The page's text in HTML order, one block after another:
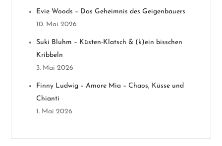
a
Evie Woods – Das Geheimnis des Geigenbauers
10. Mai 2026
Suki Bluhm – Küsten-Klatsch & (k)ein bisschen
Kribbeln
3. Mai 2026
Finny Ludwig – Amore Mia – Chaos, Küsse und
Chianti
1. Mai 2026